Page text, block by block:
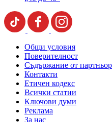
Общи условия
Поверителност
Съдържание от
Контакти
Етичен кодекс
Всички статии
Ключови думи
Реклама
За нас